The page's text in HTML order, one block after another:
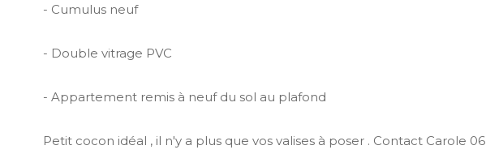
- Cumulus neuf
- Double vitrage PVC
- Appartement remis à neuf du sol au plafond
Petit cocon idéal , il n'y a plus que vos valises à poser . Contact Carole 06